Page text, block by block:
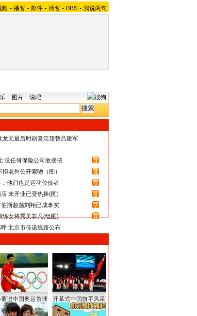
频 - 播客 - 邮件 - 博客 - BBS - 我说两句
图片 说吧
龙元最后时刻复活顶替吕建军
没任何保险公司敢接招
3
老外公开索吻（图）
4
他们也是运动佼佼者
5
未开业已受热捧(图)
6
斯超越刘翔已成事实
7
练女将秀美非凡(组图)
8
北京市传递线路公布
进中国奥运首球 开幕式中国旗手风采